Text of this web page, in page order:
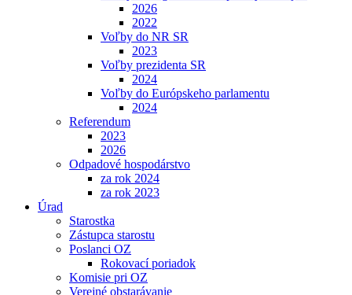
2026
2022
Voľby do NR SR
2023
Voľby prezidenta SR
2024
Voľby do Európskeho parlamentu
2024
Referendum
2023
2026
Odpadové hospodárstvo
za rok 2024
za rok 2023
Úrad
Starostka
Zástupca starostu
Poslanci OZ
Rokovací poriadok
Komisie pri OZ
Verejné obstarávanie